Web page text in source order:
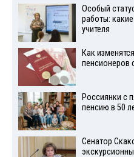
Особый
работы:
учителя
Как
пенсионеров
Россиянки с
пенсию в 50
Сенатор